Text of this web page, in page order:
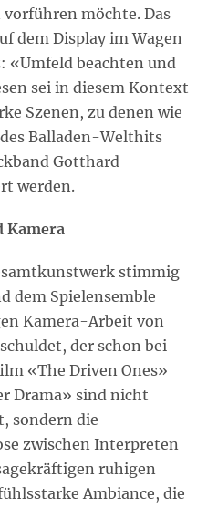
möchte. Das
dem Display im Wagen
«Umfeld beachten und
sei in diesem Kontext
Szenen, zu denen wie
Balladen-Welthits
Gotthard
werden.
Kamera
stimmig
dem Spielensemble
Kamera-Arbeit von
der schon bei
«The Driven Ones»
Drama» sind nicht
sondern die
zwischen Interpreten
ruhigen
Ambiance, die